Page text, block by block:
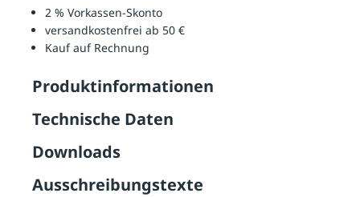
2 % Vorkassen-Skonto
versandkostenfrei ab 50 €
Kauf auf Rechnung
Produktinformationen
Technische Daten
Downloads
Ausschreibungstexte